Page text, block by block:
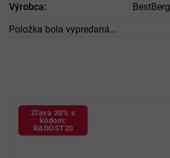
Výrobca:
BestBerg
Položka bola vypredaná…
Zľava 20% s
kódom:
RADOST20